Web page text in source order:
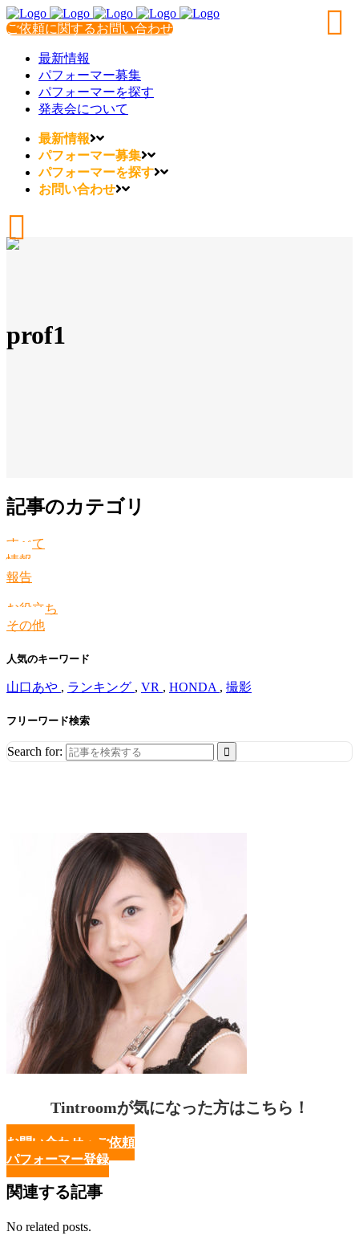
ご依頼に関するお問い合わせ
最新情報
パフォーマー募集
パフォーマーを探す
発表会について
最新情報
パフォーマー募集
パフォーマーを探す
お問い合わせ
prof1
記事のカテゴリ
すべて
情報
報告
お役立ち
その他
人気のキーワード
山口あや , ランキング , VR , HONDA , 撮影
フリーワード検索
Search for:
Tintroomが気になった方はこちら！
お問い合わせ・ご依頼
パフォーマー登録
関連する記事
No related posts.